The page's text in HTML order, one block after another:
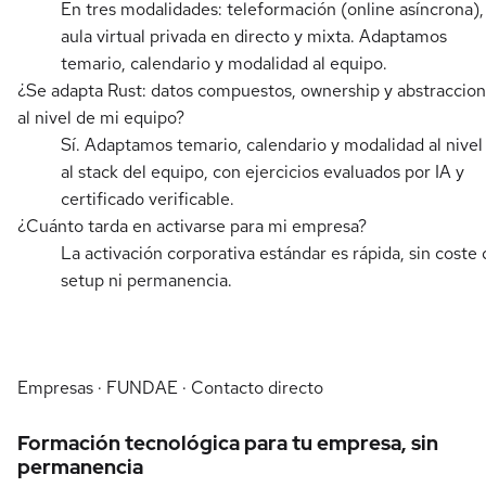
En tres modalidades: teleformación (online asíncrona),
aula virtual privada en directo y mixta. Adaptamos
temario, calendario y modalidad al equipo.
¿Se adapta Rust: datos compuestos, ownership y
al nivel de mi equipo?
Sí. Adaptamos temario, calendario y modalidad al
al stack del equipo, con ejercicios evaluados por IA y
certificado verificable.
¿Cuánto tarda en activarse para mi empresa?
La activación corporativa estándar es rápida, sin coste
setup ni permanencia.
Empresas · FUNDAE · Contacto directo
Formación tecnológica para tu empresa, sin
permanencia